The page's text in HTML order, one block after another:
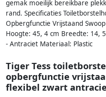
gemak moeilijk bereikbare
rand. Specificaties
Opbergfunctie Vrijstaand
Hoogte: 45, 4 cm Breedte: 14,
- Antraciet Materiaal: Plastic
Tiger Tess
opbergfunctie
flexibel zwart